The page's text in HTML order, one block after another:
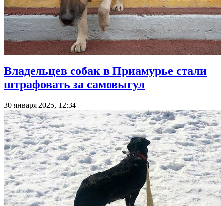
Владельцев собак в Приамурье стали
штрафовать за самовыгул
30 января 2025, 12:34